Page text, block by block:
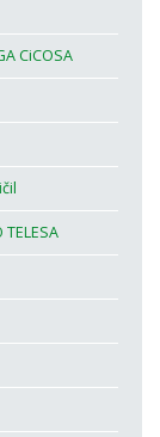
CiCOSA
TELESA